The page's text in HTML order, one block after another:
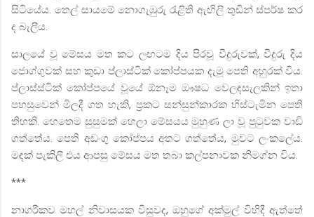
සිටියේය. තෙල් සායමේ නොගැඹුරු රැළිති ඇඟිලි තුඩින් ස්පර්ෂ කර
ද බැලීය.
සාලයේ වූ මේසය මත කට ලඟටම දිය පිරවූ වීදුරුවක්,වීදුරු දිය
ජොග්ගුවක් සහ කුඩා ප්ලාස්ටික් කෝප්පයක දැමූ පෙති අහුරක් විය.
ප්ලාස්ස්ටික් කෝප්පයේ වූයේ ඕනෑම ඖෂධ වෙලඳසැලකින් ඉතා
පහසුවෙන් මිලදී ගත හැකි, ප්‍රකට සන්සුන්කාරක හිස්ටැමින පෙති
තිහකි. හෙතෙම සුසුමක් හෙලා මේසයය මුහුණ ලා වූ පුටුවක වාඩි
ගත්තේය. පෙති අඩංගු කෝප්පය අතට ගත්තේය, මුවට ලංකලේය.
මඳක් පැකිලී එය ආපසු මේසය මත තබා කල්පනාවක නිමග්න විය.
***
නාගරිකව මහල් නිවාසයක විසුවද,ඔහුගේ අක්මුල් විහිදී ඇත්තේ